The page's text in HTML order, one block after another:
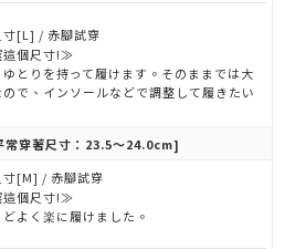
寸[L] / 赤腳試穿
個尺寸!≫
とりを持って履けます。そのままでは大
ので、インソールなどで調整して履きたい
常穿著尺寸：23.5～24.0cm]
寸[M] / 赤腳試穿
個尺寸!≫
よく楽に履けました。